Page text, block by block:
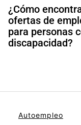
¿Cómo
ofertas de
para personas
discapacidad?
Autoempleo